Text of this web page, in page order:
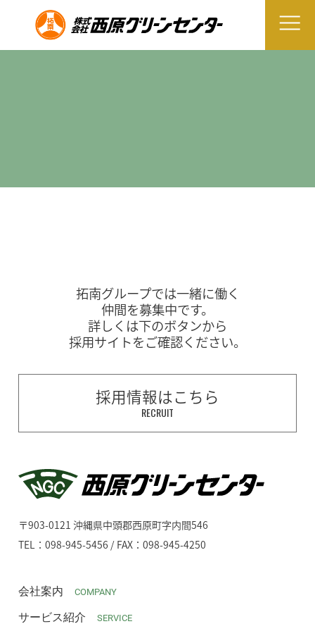
拓南グループでは一緒に働く
仲間を募集中です。
詳しくは下のボタンから
採用サイトをご確認ください。
採用情報はこちら
RECRUIT
〒903-0121 沖縄県中頭郡西原町字内間546
TEL：098-945-5456 / FAX：098-945-4250
会社案内 COMPANY
サービス紹介 SERVICE